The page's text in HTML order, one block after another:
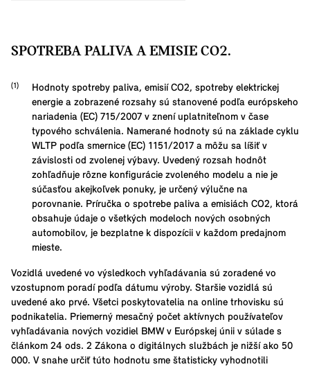
SPOTREBA PALIVA A EMISIE CO2.
Hodnoty spotreby paliva, emisií CO2, spotreby elektrickej
energie a zobrazené rozsahy sú stanovené podľa európskeho
nariadenia (EC) 715/2007 v znení uplatniteľnom v čase
typového schválenia. Namerané hodnoty sú na základe cyklu
WLTP podľa smernice (EC) 1151/2017 a môžu sa líšiť v
závislosti od zvolenej výbavy. Uvedený rozsah hodnôt
zohľadňuje rôzne konfigurácie zvoleného modelu a nie je
súčasťou akejkoľvek ponuky, je určený výlučne na
porovnanie. Príručka o spotrebe paliva a emisiách CO2, ktorá
obsahuje údaje o všetkých modeloch nových osobných
automobilov, je bezplatne k dispozícii v každom predajnom
mieste.
Vozidlá uvedené vo výsledkoch vyhľadávania sú zoradené vo
vzostupnom poradí podľa dátumu výroby. Staršie vozidlá sú
uvedené ako prvé. Všetci poskytovatelia na online trhovisku sú
podnikatelia. Priemerný mesačný počet aktívnych používateľov
vyhľadávania nových vozidiel BMW v Európskej únii v súlade s
článkom 24 ods. 2 Zákona o digitálnych službách je nižší ako 50
000. V snahe určiť túto hodnotu sme štatisticky vyhodnotili